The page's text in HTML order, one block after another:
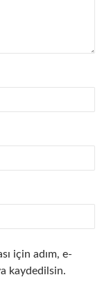
için adım, e-
kaydedilsin.